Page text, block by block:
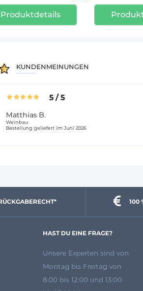
Produktdetails
KUNDENMEINUNGEN
5/5
Matthias B.
Weinbau
Bestellung geliefert im Juni 2026
RÜCKGABERECHT*
100
HAST DU EINE FRAGE?
Unsere Experten sind von
Montag bis Freitag von
8:00 bis 12:00 und 13:00